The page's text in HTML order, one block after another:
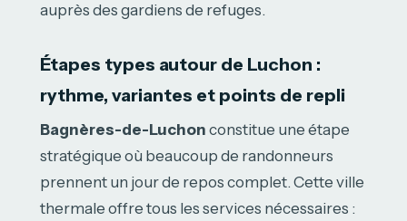
auprès des gardiens de refuges.
Étapes types autour de Luchon :
rythme, variantes et points de repli
Bagnères-de-Luchon constitue une étape
stratégique où beaucoup de randonneurs
prennent un jour de repos complet. Cette ville
thermale offre tous les services nécessaires :